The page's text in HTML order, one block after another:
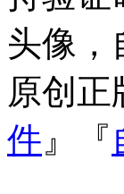
头像，
原创
件 』『